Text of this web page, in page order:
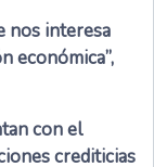
nos interesa
económica”,
con el
crediticias